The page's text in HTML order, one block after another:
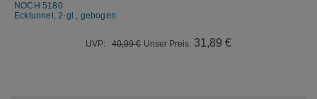
NOCH 5180
Ecktunnel, 2-gl., gebogen
UVP: 40,99€ Ursprünglicher
Unser Preis: 31,89 €Aktueller